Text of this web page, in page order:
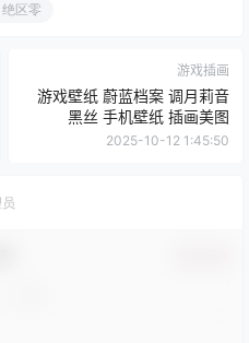
绝区零
游戏插画
游戏壁纸 蔚蓝档案 调月莉音
黑丝 手机壁纸 插画美图
2025-10-12 1:45:50